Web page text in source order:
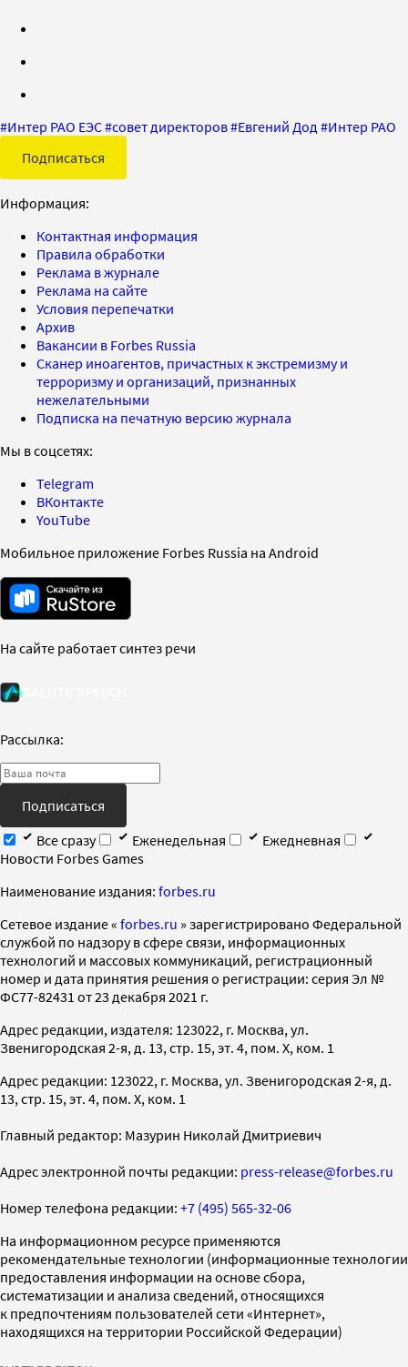
#Интер РАО ЕЭС#совет директоров#Евгений Дод #Интер РАО
Подписаться
Информация:
Контактная информация
Правила обработки
Реклама в журнале
Реклама на сайте
Условия перепечатки
Архив
Вакансии в Forbes Russia
Сканер иноагентов, причастных к экстремизму и
терроризму и организаций, признанных
нежелательными
Подписка на печатную версию журнала
Мы в соцсетях:
Telegram
ВКонтакте
YouTube
Мобильное приложение Forbes Russia на Android
На сайте работает синтез речи
Рассылка:
Подписаться
Все сразу
Еженедельная
Ежедневная
Новости Forbes Games
Наименование издания: forbes.ru
Cетевое издание « forbes.ru » зарегистрировано Федеральной
службой по надзору в сфере связи, информационных
технологий и массовых коммуникаций, регистрационный
номер и дата принятия решения о регистрации: серия Эл №
ФС77-82431 от 23 декабря 2021 г.
Адрес редакции, издателя: 123022, г. Москва, ул.
Звенигородская 2-я, д. 13, стр. 15, эт. 4, пом. X, ком. 1
Адрес редакции: 123022, г. Москва, ул. Звенигородская 2-я, д.
13, стр. 15, эт. 4, пом. X, ком. 1
Главный редактор: Мазурин Николай Дмитриевич
Адрес электронной почты редакции: press-release@forbes.ru
Номер телефона редакции: +7 (495) 565-32-06
На информационном ресурсе применяются
рекомендательные технологии (информационные технологии
предоставления информации на основе сбора,
систематизации и анализа сведений, относящихся
к предпочтениям пользователей сети «Интернет»,
находящихся на территории Российской Федерации)